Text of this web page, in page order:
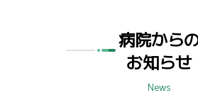
病院から
お知らせ
News